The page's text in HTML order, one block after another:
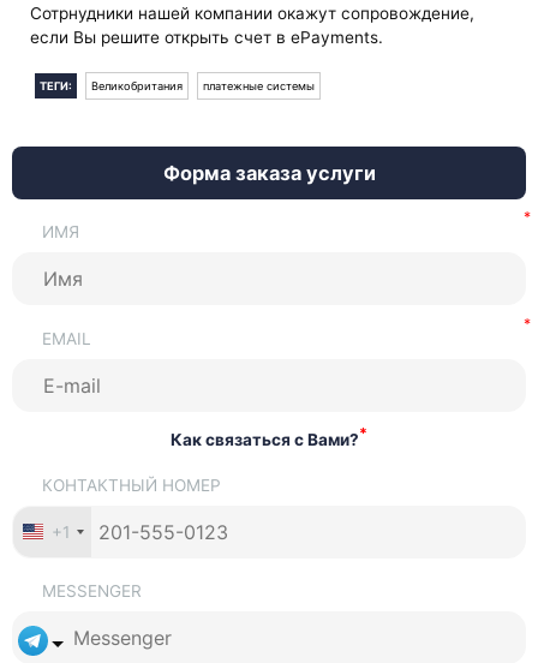
Сотрнудники нашей компании окажут сопровождение,
если Вы решите открыть счет в ePayments.
ТЕГИ: Великобритания платежные системы
Форма заказа услуги
ИМЯ
EMAIL
Как связаться с Вами?*
КОНТАКТНЫЙ НОМЕР
+1
MESSENGER